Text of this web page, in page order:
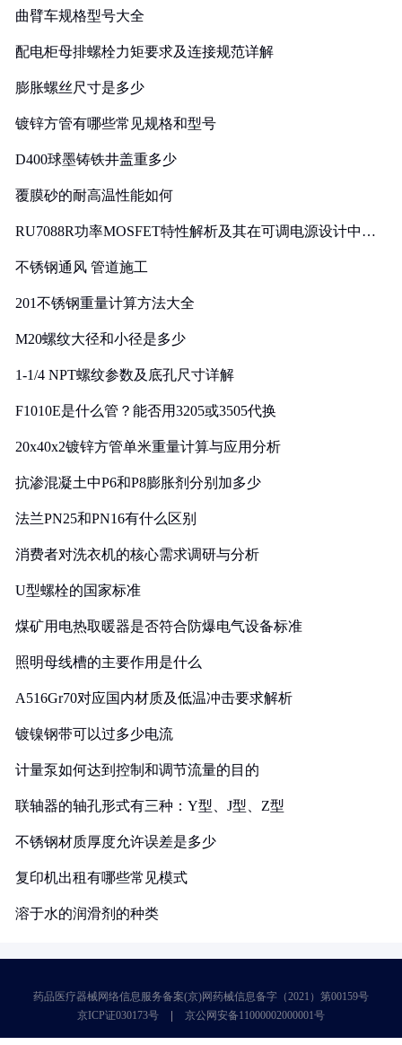
曲臂车规格型号大全
配电柜母排螺栓力矩要求及连接规范详解
膨胀螺丝尺寸是多少
镀锌方管有哪些常见规格和型号
D400球墨铸铁井盖重多少
覆膜砂的耐高温性能如何
RU7088R功率MOSFET特性解析及其在可调电源设计中的
不锈钢通风 管道施工
201不锈钢重量计算方法大全
M20螺纹大径和小径是多少
1-1/4 NPT螺纹参数及底孔尺寸详解
F1010E是什么管？能否用3205或3505代换
20x40x2镀锌方管单米重量计算与应用分析
抗渗混凝土中P6和P8膨胀剂分别加多少
法兰PN25和PN16有什么区别
消费者对洗衣机的核心需求调研与分析
U型螺栓的国家标准
煤矿用电热取暖器是否符合防爆电气设备标准
照明母线槽的主要作用是什么
A516Gr70对应国内材质及低温冲击要求解析
镀镍钢带可以过多少电流
计量泵如何达到控制和调节流量的目的
联轴器的轴孔形式有三种：Y型、J型、Z型
不锈钢材质厚度允许误差是多少
复印机出租有哪些常见模式
溶于水的润滑剂的种类
药品医疗器械网络信息服务备案(京)网药械信息备字（2021）第00159号
京ICP证030173号
京公网安备11000002000001号